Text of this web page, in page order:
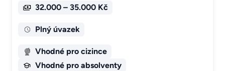
32.000 – 35.000 Kč
Plný úvazek
Vhodné pro cizince
Vhodné pro absolventy